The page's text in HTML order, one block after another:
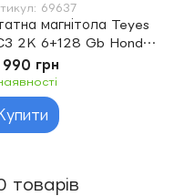
69637
магнітола Teyes
2K 6+128 Gb Honda
2014-2017 (A) 10"
990 грн
товарів